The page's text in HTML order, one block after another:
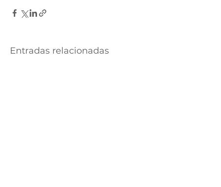
Entradas relacionadas